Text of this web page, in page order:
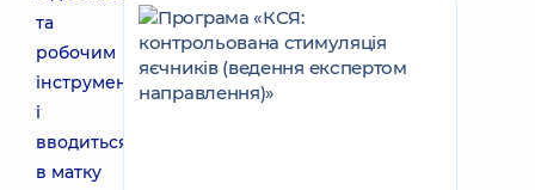
та
робочим
інструментом
і
вводиться
в матку